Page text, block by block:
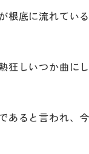
根底に流れてい
狂しいつか曲に
あると言われ、